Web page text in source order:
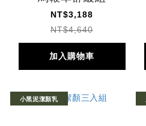
NT$3,188
NT$4,640
加入購物車
小黑泥潔顏乳